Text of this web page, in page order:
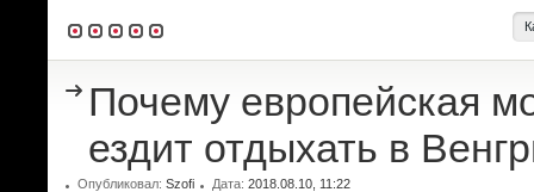
Почему европейская
ездит отдыхать в
Опубликовал: Szofi Дата: 2018.08.10, 11:22